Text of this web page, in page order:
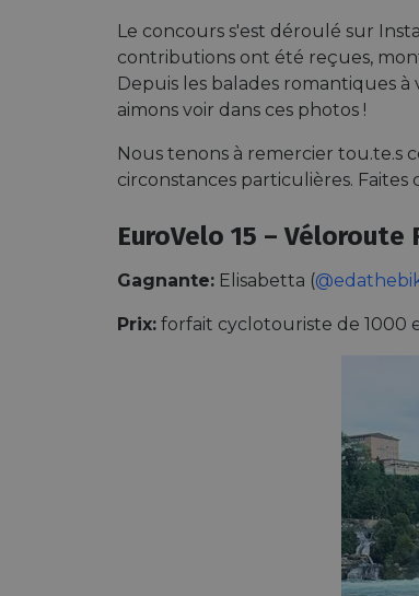
Le concours s'est déroulé sur
contributions ont été reçues,
Depuis les balades romantiques
aimons voir dans ces photos !
Nous tenons à remercier tou.te.s
circonstances particulières. Faites
EuroVelo 15 – Véloroute
Gagnante: Elisabetta (
Prix: forfait cyclotouriste de 1000